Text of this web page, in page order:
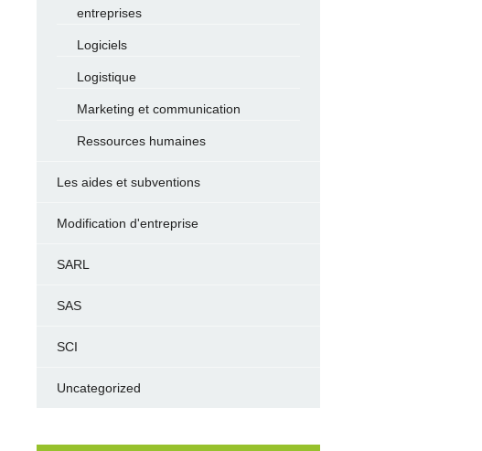
entreprises
Logiciels
Logistique
Marketing et communication
Ressources humaines
Les aides et subventions
Modification d'entreprise
SARL
SAS
SCI
Uncategorized